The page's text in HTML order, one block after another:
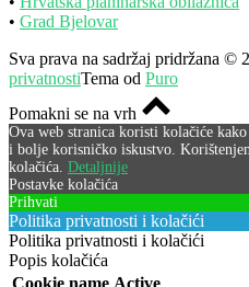
• Grad Bjelovar
Sva prava na sadržaj pridržana ©
privatnostiTema od Puro
Pomakni se na vrh
Ova web stranica koristi kolačiće
i bolje korisničko iskustvo.
kolačića. Detaljnije
Postavke kolačića
Prihvati
Politika privatnosti i kolačići
Politika privatnosti i kolačići
Popis kolačića
Cookie name Active